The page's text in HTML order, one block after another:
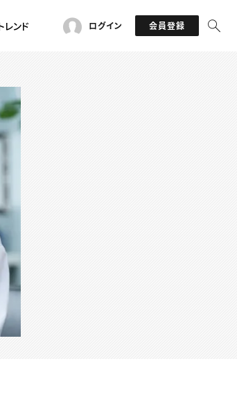
レンド ログイン 会員登録